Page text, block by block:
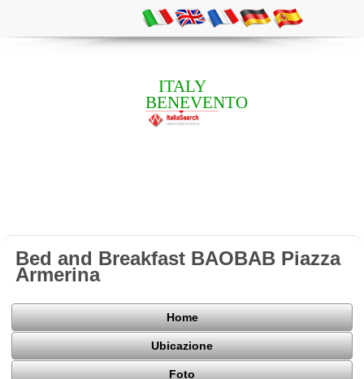
ITALY
BENEVENTO
Bed and Breakfast BAOBAB Piazza
Armerina
Home
Ubicazione
Foto